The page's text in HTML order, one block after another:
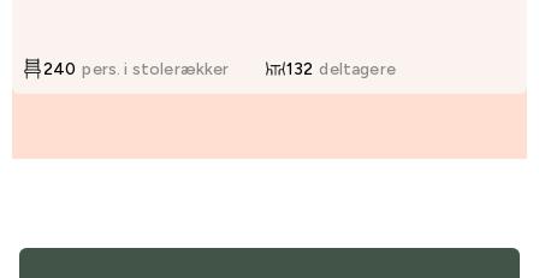
240 pers. i stolerækker 132 deltagere